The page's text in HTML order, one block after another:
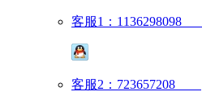
客服1：1136298098
客服2：723657208